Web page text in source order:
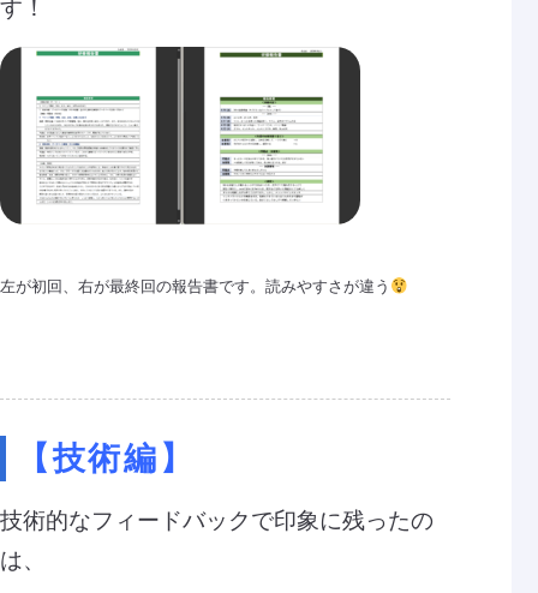
す！
左が初回、右が最終回の報告書です。読みやすさが違う
【技術編】
技術的なフィードバックで印象に残ったの
は、